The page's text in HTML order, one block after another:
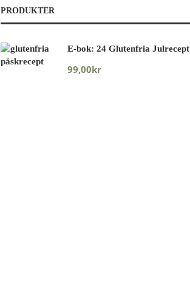
PRODUKTER
E-bok: 24 Glutenfria Julrecept
99,00kr